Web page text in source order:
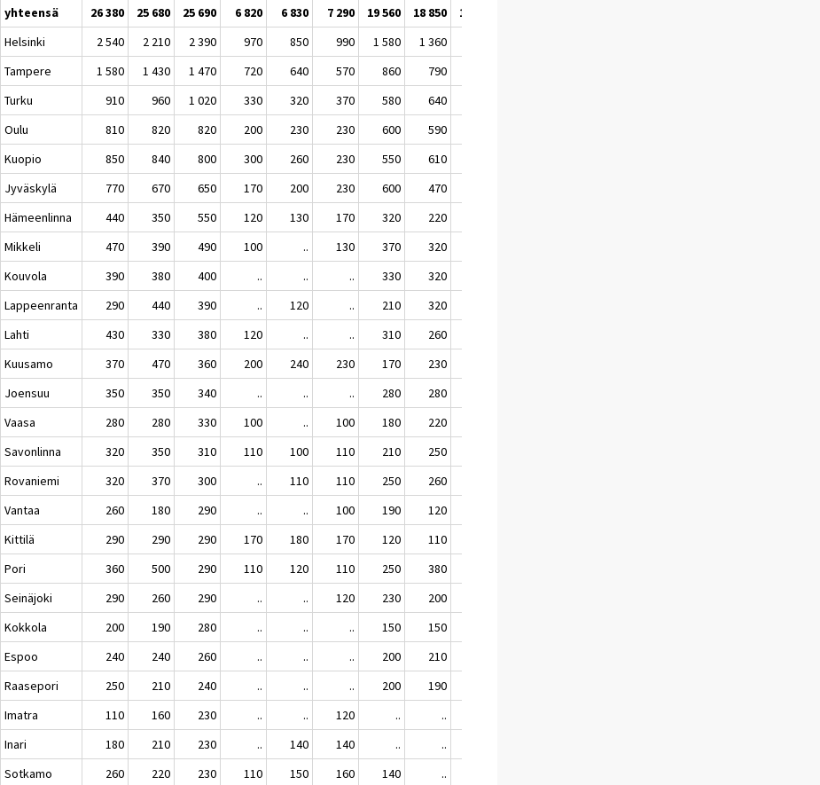
yhteensä
26 380 25 680 25 690 6 820 6 830 7 290 19 560 18 850
18 400
Helsinki
2 540 2 210 2 390 970 850 990 1 580 1 360
Tampere
1 580 1 430 1 470 720 640 570 860 790
Turku
910 960 1 020 330 320 370 580 640
Oulu
810 820 820 200 230 230 600 590
Kuopio
850 840 800 300 260 230 550 610
Jyväskylä
770 670 650 170 200 230 600 470
Hämeenlinna
440 350 550 120 130 170 320 220
Mikkeli
470 390 490 100 .. 130 370 320
Kouvola
390 380 400 .. .. .. 330 320
Lappeenranta
290 440 390 .. 120 .. 210 320
Lahti
430 330 380 120 .. .. 310 260
Kuusamo
370 470 360 200 240 230 170 230
Joensuu
350 350 340 .. .. .. 280 280
Vaasa
280 280 330 100 .. 100 180 220
Savonlinna
320 350 310 110 100 110 210 250
Rovaniemi
320 370 300 .. 110 110 250 260
Vantaa
260 180 290 .. .. 100 190 120
Kittilä
290 290 290 170 180 170 120 110
Pori
360 500 290 110 120 110 250 380
Seinäjoki
290 260 290 .. .. 120 230 200
Kokkola
200 190 280 .. .. .. 150 150
Espoo
240 240 260 .. .. .. 200 210
Raasepori
250 210 240 .. .. .. 200 190
Imatra
110 160 230 .. .. 120 .. ..
Inari
180 210 230 .. 140 140 .. ..
Sotkamo
260 220 230 110 150 160 140 ..